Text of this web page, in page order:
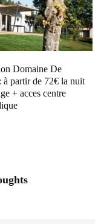
Domaine De
à partir de 72€ la nuit
+ acces centre